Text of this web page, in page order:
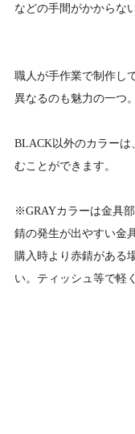
などの手間がかからな
職人が手作業で制作し
異なるのも魅力の一つ。
BLACK以外のカラーは
むことができます。
※GRAYカラーは金具
錆の発生が出やすい金
購入時より赤錆がある
い。ティッシュ等で軽